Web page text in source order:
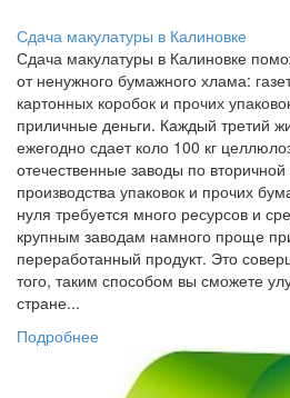
Сдача макулатуры в Калиновке
Сдача макулатуры в Калиновке
от ненужного бумажного хлама:
картонных коробок и прочих
приличные деньги. Каждый третий
ежегодно сдает коло 100 кг
отечественные заводы по
производства упаковок и прочих
нуля требуется много ресурсов и
крупным заводам намного проще
переработанный продукт. Это
того, таким способом вы сможете
стране...
Подробнее